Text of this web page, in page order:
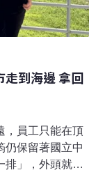
走到海邊 拿回
，員工只能在頂
仍保留著國立中
排」，外頭就是